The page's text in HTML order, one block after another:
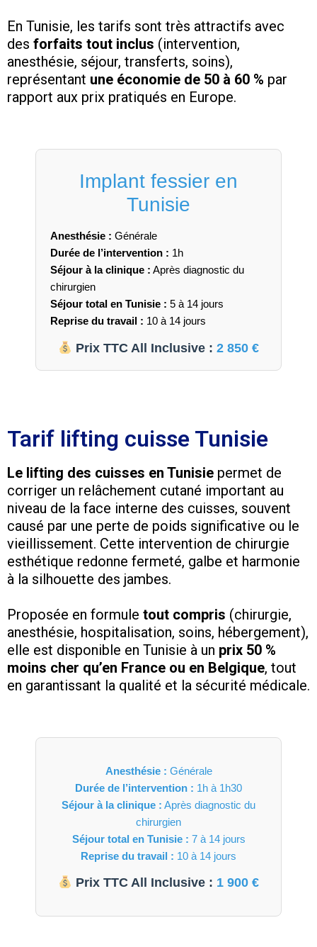
En Tunisie, les tarifs sont très attractifs avec
des forfaits tout inclus (intervention,
anesthésie, séjour, transferts, soins),
représentant une économie de 50 à 60 % par
rapport aux prix pratiqués en Europe.
Implant fessier en
Tunisie
Anesthésie : Générale
Durée de l’intervention : 1h
Séjour à la clinique : Après diagnostic du
chirurgien
Séjour total en Tunisie : 5 à 14 jours
Reprise du travail : 10 à 14 jours
Prix TTC All Inclusive :2 850 €
Tarif lifting cuisse Tunisie
Le lifting des cuisses en Tunisie permet de
corriger un relâchement cutané important au
niveau de la face interne des cuisses, souvent
causé par une perte de poids significative ou le
vieillissement. Cette intervention de chirurgie
esthétique redonne fermeté, galbe et harmonie
à la silhouette des jambes.
Proposée en formule tout compris (chirurgie,
anesthésie, hospitalisation, soins, hébergement),
elle est disponible en Tunisie à un prix 50 %
moins cher qu’en France ou en Belgique, tout
en garantissant la qualité et la sécurité médicale.
Anesthésie : Générale
Durée de l’intervention : 1h à 1h30
Séjour à la clinique : Après diagnostic du
chirurgien
Séjour total en Tunisie : 7 à 14 jours
Reprise du travail : 10 à 14 jours
Prix TTC All Inclusive : 1 900 €